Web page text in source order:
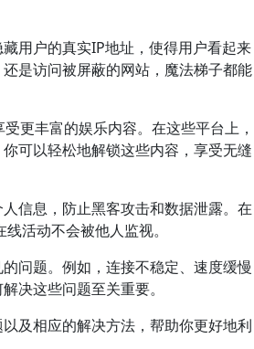
用户的真实IP地址，使得用户看起来
是访问被屏蔽的网站，魔法梯子都能
更丰富的娱乐内容。在这些平台上，
可以轻松地解锁这些内容，享受无缝
信息，防止黑客攻击和数据泄露。在
活动不会被他人监视。
问题。例如，连接不稳定、速度缓慢
决这些问题至关重要。
及相应的解决方法，帮助你更好地利